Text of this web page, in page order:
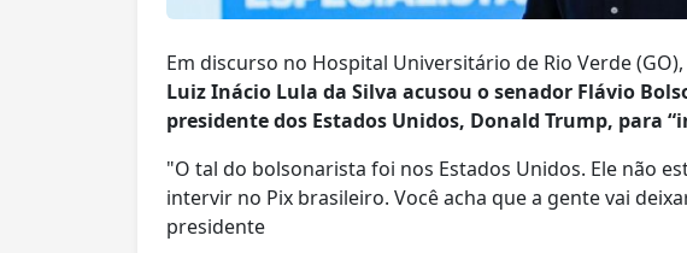
Em discurso no Hospital Universitário de Rio Verde
Luiz Inácio Lula da Silva acusou o senador Flávio
presidente dos Estados Unidos, Donald Trump, para
"O tal do bolsonarista foi nos Estados Unidos. Ele não
intervir no Pix brasileiro. Você acha que a gente vai
presidente